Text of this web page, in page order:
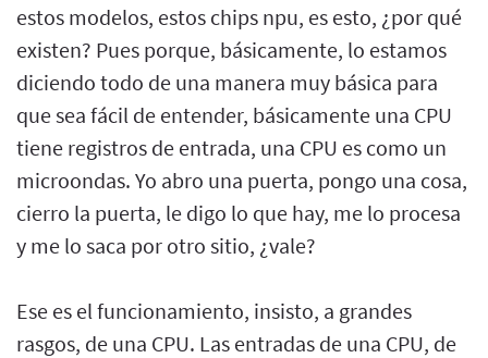
estos modelos, estos chips npu, es esto, ¿por qué
existen? Pues porque, básicamente, lo estamos
diciendo todo de una manera muy básica para
que sea fácil de entender, básicamente una CPU
tiene registros de entrada, una CPU es como un
microondas. Yo abro una puerta, pongo una cosa,
cierro la puerta, le digo lo que hay, me lo procesa
y me lo saca por otro sitio, ¿vale?
Ese es el funcionamiento, insisto, a grandes
rasgos, de una CPU. Las entradas de una CPU, de